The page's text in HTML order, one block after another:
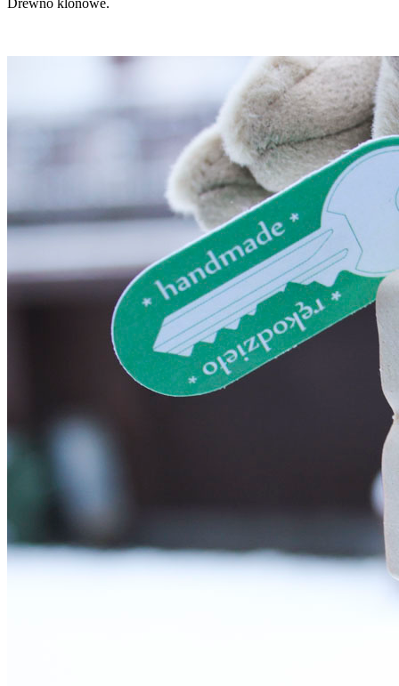
Drewno klonowe.